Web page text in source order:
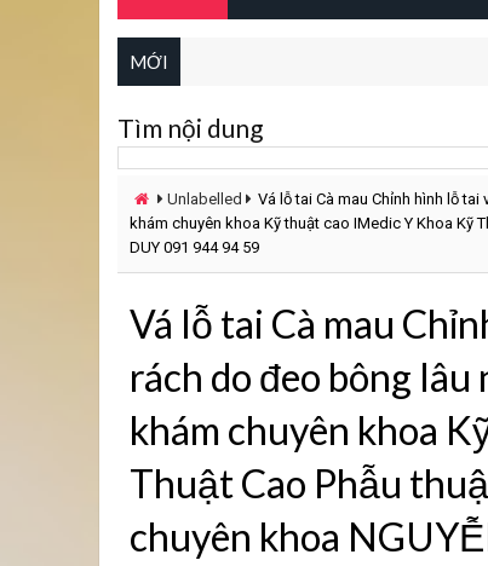
MỚI
Tìm nội dung
Unlabelled
Vá lỗ tai Cà mau Chỉnh hình lỗ
khám chuyên khoa Kỹ thuật cao IMedic Y Khoa Kỹ
DUY 091 944 94 59
Vá lỗ tai Cà mau
rách do đeo bông
khám chuyên khoa
Thuật Cao Phẫu
chuyên khoa